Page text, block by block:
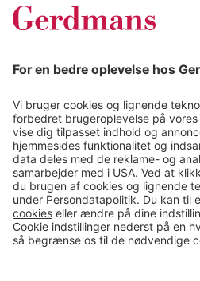
Kundereferencer
Tips & guides
Kontakt
salg@gerdmans.dk
49 18 07 07
Salgsafdeling åbningstider
08.00-16.00